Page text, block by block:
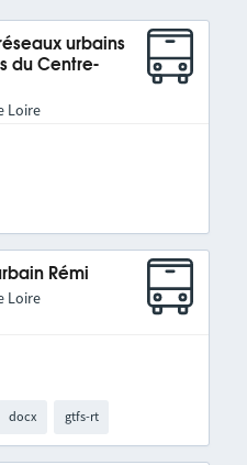
urbains
du Centre-
Loire
Rémi
Loire
docx gtfs-rt